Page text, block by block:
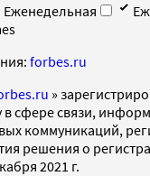
Еженедельная
forbes.ru
»
в сфере связи,
коммуникаций,
решения о
2021 г.